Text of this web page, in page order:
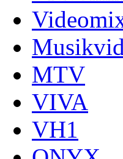
MTV
VIVA
VH1